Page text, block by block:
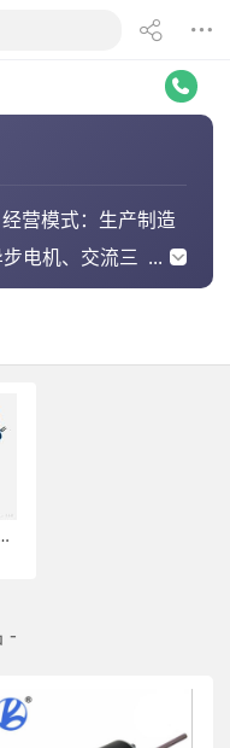
经营模式： 生产制造
电机、交流三
交流潜水用电动马达
-